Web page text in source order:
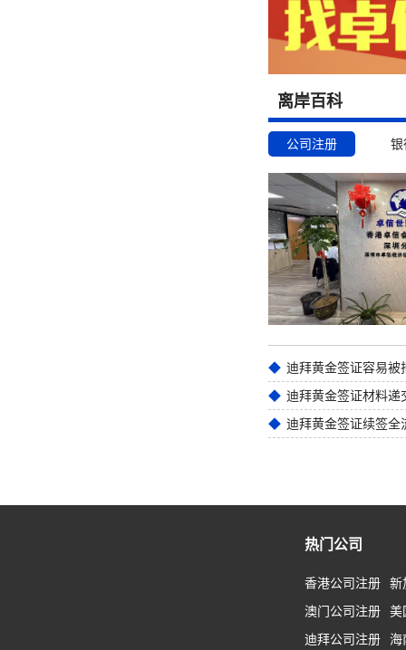
离岸百科
公司注册 银
迪拜黄金签证材料递
迪拜黄金签证续签全
热门公司
香港公司注册
新
澳门公司注册
美
迪拜公司注册
海